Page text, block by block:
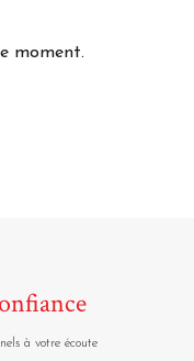
moment.
à votre écoute